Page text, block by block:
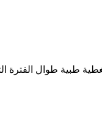
طوال الفترة التي